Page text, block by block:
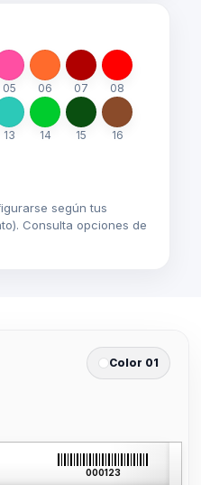
05 06 07 08
13 14 15 16
según tus
Consulta opciones de
Color 01
000123